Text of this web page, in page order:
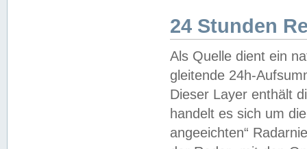
24 Stunden
Als Quelle dient ein
gleitende 24h-
Dieser Layer enthält
handelt es sich um
angeeichten“